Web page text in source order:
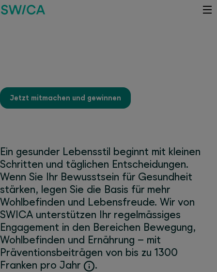
Jetzt mitmachen und gewinnen
Ein gesunder Lebensstil beginnt mit kleinen
Schritten und täglichen Entscheidungen.
Wenn Sie Ihr Bewusstsein für Gesundheit
stärken, legen Sie die Basis für mehr
Wohlbefinden und Lebensfreude. Wir von
SWICA unterstützen Ihr regelmässiges
Engagement in den Bereichen Bewegung,
Wohlbefinden und Ernährung – mit
Präventionsbeiträgen von bis zu 1300
Franken pro Jahr
.